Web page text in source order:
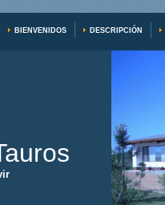
BIENVENIDOS DESCRIPCIÓN